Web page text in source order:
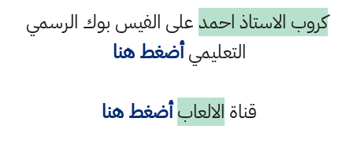
كروب الاستاذ احمدعلى الفيس بوك الرسمي
التعليميأضغط هنا
قناة الالعاب أضغط هنا